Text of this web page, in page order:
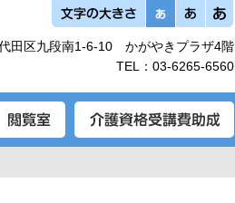
田区九段南1-6-10 かがやきプラザ4階
TEL： 03-6265-6560